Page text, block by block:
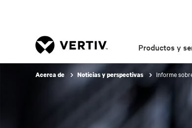
Productos y
Acerca de Noticias y perspectivas Informe